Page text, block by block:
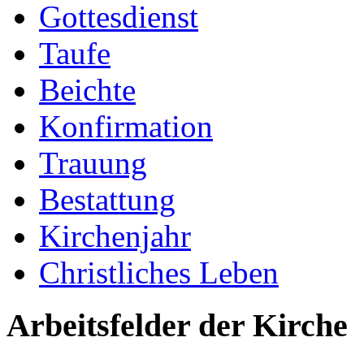
Gottesdienst
Taufe
Beichte
Konfirmation
Trauung
Bestattung
Kirchenjahr
Christliches Leben
Arbeitsfelder der Kirche